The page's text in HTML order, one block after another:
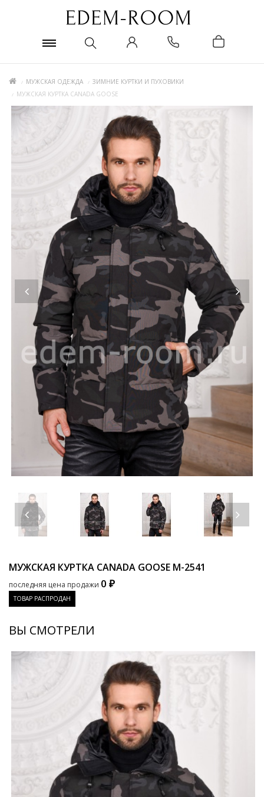
МУЖСКАЯ ОДЕЖДА
ЗИМНИЕ КУРТКИ И ПУХОВИКИ
МУЖСКАЯ КУРТКА CANADA GOOSE
МУЖСКАЯ КУРТКА CANADA GOOSE M-2541
последняя цена продажи 0 ₽
ТОВАР РАСПРОДАН
ВЫ СМОТРЕЛИ